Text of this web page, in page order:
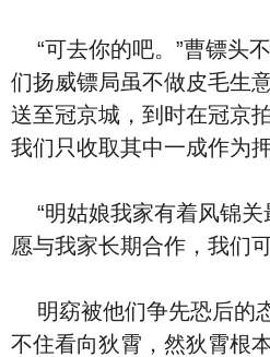
“可去你的吧。”曹镖头
们扬威镖局虽不做皮毛生
送至冠京城，到时在冠京
我们只收取其中一成作为
“明姑娘我家有着风锦关
愿与我家长期合作，我们
明窈被他们争先恐后的
不住看向狄霄，然狄霄根